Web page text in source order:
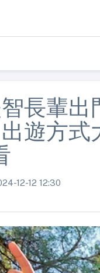
長輩
遊方
12-12 12:30